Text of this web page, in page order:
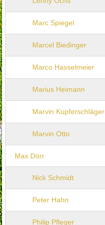
Marc Spiegel
Marcel Biedinger
Marco Hasselmeier
Marius Heimann
Marvin Kupferschläger
Marvin Otto
Max Dörr
Nick Schmidt
Peter Hahn
Philip Pfleger